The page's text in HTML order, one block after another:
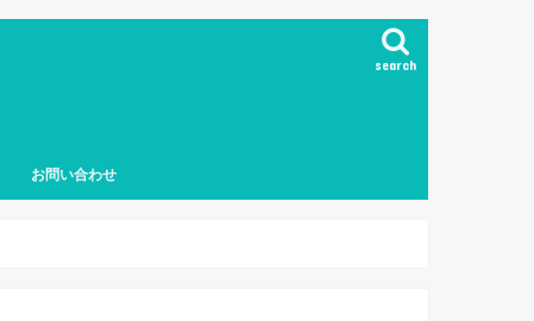
search
お問い合わせ